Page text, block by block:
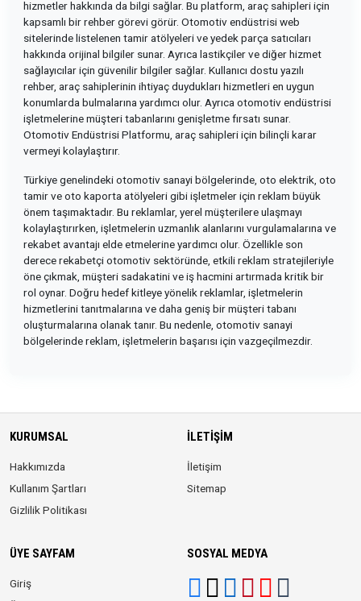
hizmetler hakkında da bilgi sağlar. Bu platform, araç sahipleri için
kapsamlı bir rehber görevi görür. Otomotiv endüstrisi web
sitelerinde listelenen tamir atölyeleri ve yedek parça satıcıları
hakkında orijinal bilgiler sunar. Ayrıca lastikçiler ve diğer hizmet
sağlayıcılar için güvenilir bilgiler sağlar. Kullanıcı dostu yazılı
rehber, araç sahiplerinin ihtiyaç duydukları hizmetleri en uygun
konumlarda bulmalarına yardımcı olur. Ayrıca otomotiv endüstrisi
işletmelerine müşteri tabanlarını genişletme fırsatı sunar.
Otomotiv Endüstrisi Platformu, araç sahipleri için bilinçli karar
vermeyi kolaylaştırır.
Türkiye genelindeki otomotiv sanayi bölgelerinde, oto elektrik, oto
tamir ve oto kaporta atölyeleri gibi işletmeler için reklam büyük
önem taşımaktadır. Bu reklamlar, yerel müşterilere ulaşmayı
kolaylaştırırken, işletmelerin uzmanlık alanlarını vurgulamalarına ve
rekabet avantajı elde etmelerine yardımcı olur. Özellikle son
derece rekabetçi otomotiv sektöründe, etkili reklam stratejileriyle
öne çıkmak, müşteri sadakatini ve iş hacmini artırmada kritik bir
rol oynar. Doğru hedef kitleye yönelik reklamlar, işletmelerin
hizmetlerini tanıtmalarına ve daha geniş bir müşteri tabanı
oluşturmalarına olanak tanır. Bu nedenle, otomotiv sanayi
bölgelerinde reklam, işletmelerin başarısı için vazgeçilmezdir.
KURUMSAL
Hakkımızda
Kullanım Şartları
Gizlilik Politikası
İLETIŞIM
İletişim
Sitemap
ÜYE SAYFAM
Giriş
SOSYAL MEDYA